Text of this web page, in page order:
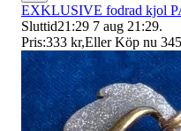
EXKLUSIVE fodrad kjol
Sluttid21:29 7 aug 21:29.
Pris:333 kr,Eller Köp nu